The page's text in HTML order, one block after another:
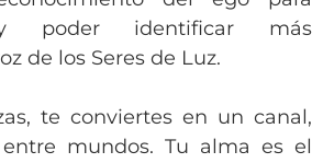
poder identificar más
de los Seres de Luz.
te conviertes en un canal,
mundos. Tu alma es el